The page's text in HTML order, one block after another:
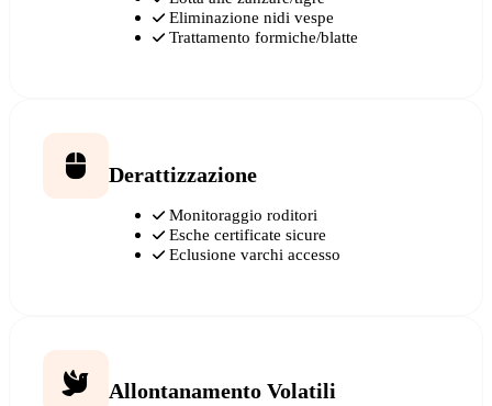
Eliminazione nidi vespe
Trattamento formiche/blatte
Derattizzazione
Monitoraggio roditori
Esche certificate sicure
Eclusione varchi accesso
Allontanamento Volatili